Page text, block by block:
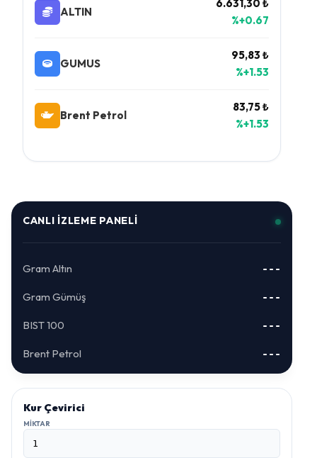
ALTIN
6.631,30 ₺
%+0.67
GUMUS
95,83 ₺
%+1.53
Brent Petrol
83,75 ₺
%+1.53
CANLI İZLEME PANELI
Gram Altın ---
Gram Gümüş ---
BIST 100 ---
Brent Petrol ---
Kur Çevirici
MIKTAR